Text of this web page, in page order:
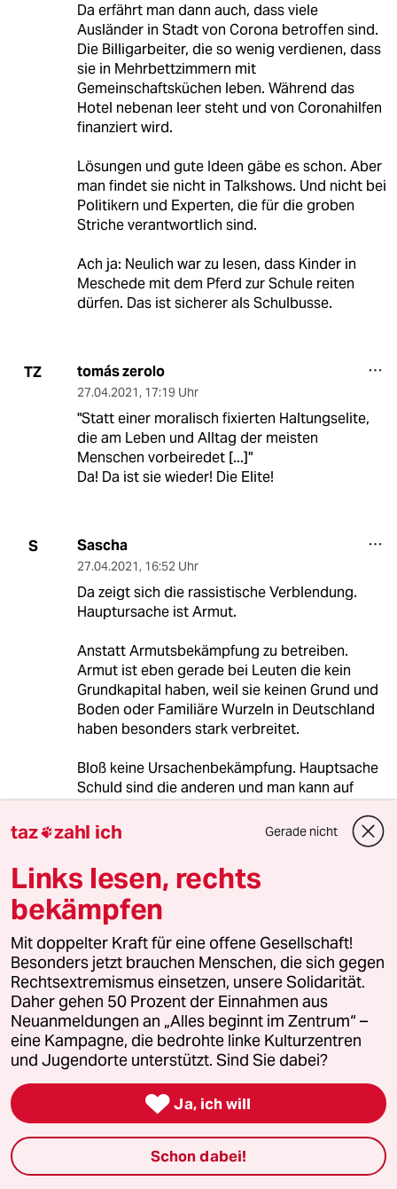
Da erfährt man dann auch, dass viele
Ausländer in Stadt von Corona betroffen sind.
Die Billigarbeiter, die so wenig verdienen, dass
sie in Mehrbettzimmern mit
Gemeinschaftsküchen leben. Während das
Hotel nebenan leer steht und von Coronahilfen
finanziert wird.
Lösungen und gute Ideen gäbe es schon. Aber
man findet sie nicht in Talkshows. Und nicht bei
Politikern und Experten, die für die groben
Striche verantwortlich sind.
Ach ja: Neulich war zu lesen, dass Kinder in
Meschede mit dem Pferd zur Schule reiten
dürfen. Das ist sicherer als Schulbusse.
TZ tomás zerolo
27.04.2021, 17:19 Uhr
"Statt einer moralisch fixierten Haltungselite,
die am Leben und Alltag der meisten
Menschen vorbeiredet [...]"
Da! Da ist sie wieder! Die Elite!
S Sascha
27.04.2021, 16:52 Uhr
Da zeigt sich die rassistische Verblendung.
Hauptursache ist Armut.
Anstatt Armutsbekämpfung zu betreiben.
Armut ist eben gerade bei Leuten die kein
Grundkapital haben, weil sie keinen Grund und
Boden oder Familiäre Wurzeln in Deutschland
haben besonders stark verbreitet.
Bloß keine Ursachenbekämpfung. Hauptsache
Schuld sind die anderen und man kann auf
GS Georg Schober
27.04.2021 16:49 Uhr
Seit Monaten vermisse ich derartige Stimmen
in der taz.
Vielen Dank!
RS Ria Sauter
27.04.2021, 16:11 Uhr
Herr Mansour, DANKE für diesen Beitrag, der
Gänsehaut erzeugt!
Könnten Sie sich nicht um das Amt des
Kanzlers in der BRD bewerben!
taz zahl ich Gerade nicht
Links lesen, rechts
bekämpfen
Mit doppelter Kraft für eine offene Gesellschaft!
Besonders jetzt brauchen Menschen, die sich gegen
Rechtsextremismus einsetzen, unsere Solidarität.
Daher gehen 50 Prozent der Einnahmen aus
Neuanmeldungen an „Alles beginnt im Zentrum“ –
eine Kampagne, die bedrohte linke Kulturzentren
und Jugendorte unterstützt. Sind Sie dabei?
 Ja, ich will
Schon dabei!